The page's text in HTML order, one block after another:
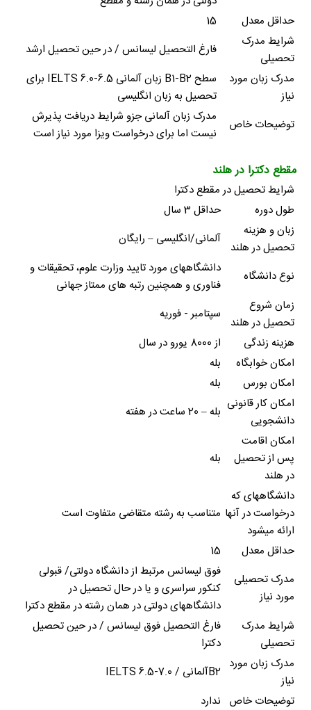
15
حداقل معدل
فارغ التحصیل لیسانس / در حین تحصیل ارشد
شرایط مدرک
تحصیلی
سطح B1-B2 زبان آلمانی IELTS 6.0-6.5 برای
تحصیل به زبان انگلیسی
مدرک زبان مورد
نیاز
مدرک زبان آلمانی جزو شرایط دریافت پذیرش
نیست اما برای درخواست ویزا مورد نیاز است
توضیحات خاص
مقطع دکترا در هلند
شرایط تحصیل در مقطع دکترا
حداقل 3 سال
طول دوره
آلمانی/انگلیسی – رایگان
زبان و هزینه
تحصیل در هلند
دانشگاههای مورد تایید وزارت علوم، تحقیقات و
فناوری و همچنین رتبه های ممتاز جهانی
نوع دانشگاه
سپتامبر - فوریه
زمان شروع
تحصیل در هلند
از 8000 یورو در سال
هزینه زندگی
بله
امکان خوابگاه
بله
امکان بورس
بله – 20 ساعت در هفته امکان کار قانونی
دانشجویی
بله
امکان اقامت
پس از تحصیل
در هلند
متناسب به رشته متقاضی متفاوت است
دانشگاههای که
درخواست در آنها
ارائه میشود
15
حداقل معدل
فوق لیسانس مرتبط از دانشگاه دولتی/ قبولی
کنکور سراسری و یا در حال تحصیل در
دانشگاههای دولتی در همان رشته در مقطع دکترا
مدرک تحصیلی
مورد نیاز
فارغ التحصیل فوق لیسانس / در حین تحصیل
دکترا
شرایط مدرک
تحصیلی
B2آلمانی / IELTS 6.5-7.0 مدرک زبان مورد
نیاز
ندارد توضیحات خاص